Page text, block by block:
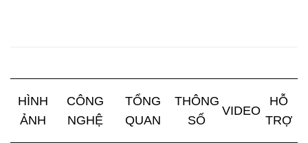
HÌNH
ẢNH
CÔNG
NGHỆ
TỔNG
QUAN
THÔNG
SỐ
VIDEO
HỖ
TRỢ